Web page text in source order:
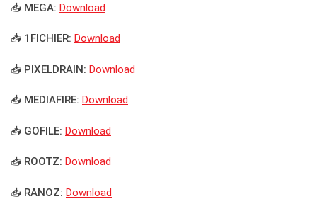
📥 MEGA: Download
📥 1FICHIER: Download
📥 PIXELDRAIN: Download
📥 MEDIAFIRE: Download
📥 GOFILE: Download
📥 ROOTZ: Download
📥 RANOZ: Download